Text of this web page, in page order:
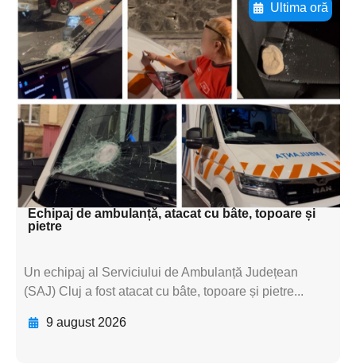
Ultima oră
Adaugă aici textul pentru
subtitluAdaugă aici
textul pentru
subtitluAdaugă aici
textul pentru
subtitluAdaugă aici
textul pentru subti
Echipaj de ambulanță, atacat cu bâte, topoare și
pietre
Un echipaj al Serviciului de Ambulanță Județean
(SAJ) Cluj a fost atacat cu bâte, topoare și pietre...
9 august 2026